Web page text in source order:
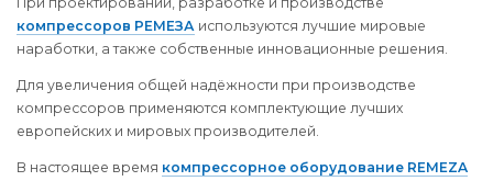
компрессоров РЕМЕЗА используются лучшие мировые
наработки, а также собственные инновационные решения.
Для увеличения общей надёжности при производстве
компрессоров применяются комплектующие лучших
европейских и мировых производителей.
В настоящее время компрессорное оборудование REMEZA